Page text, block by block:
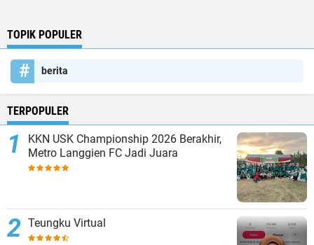
TOPIK POPULER
berita
TERPOPULER
KKN USK Championship 2026 Berakhir,
Metro Langgien FC Jadi Juara
Teungku Virtual